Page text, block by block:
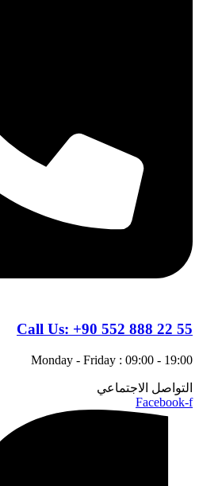
Call Us: +90 552 888 22 55
Monday - Friday : 09:00 - 19:00
التواصل الاجتماعي
Facebook-f